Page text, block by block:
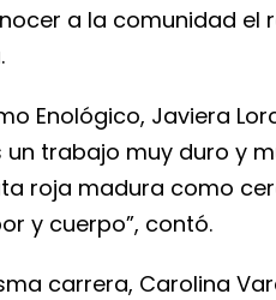
a la comunidad
Enológico, Javiera
un trabajo muy duro y
roja madura como
y cuerpo”, contó.
carrera, Carolina